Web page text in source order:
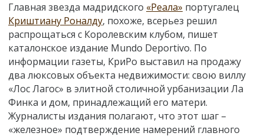
Главная звезда мадридского «Реала» португалец
Криштиану Роналду, похоже, всерьез решил
распрощаться с Королевским клубом, пишет
каталонское издание Mundo Deportivo. По
информации газеты, КриРо выставил на продажу
два люксовых объекта недвижимости: свою виллу
«Лос Лагос» в элитной столичной урбанизации Ла
Финка и дом, принадлежащий его матери.
Журналисты издания полагают, что этот шаг –
«железное» подтверждение намерений главного